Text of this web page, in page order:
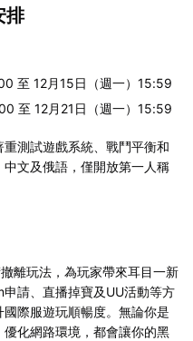
排
至 12月15日（週一）15:59
至 12月21日（週一）15:59
測試遊戲系統、戰鬥平衡和
文及俄語，僅開放第一人稱
離玩法，為玩家帶來耳目一新
請、直播掉寶及UU活動等方
際服遊玩順暢度。無論你是
化網路環境，都會讓你的黑